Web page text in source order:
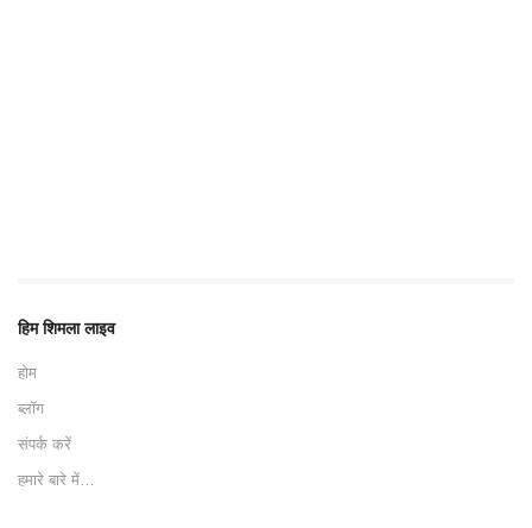
हिम शिमला लाइव
होम
ब्लॉग
संपर्क करें
हमारे बारे में…